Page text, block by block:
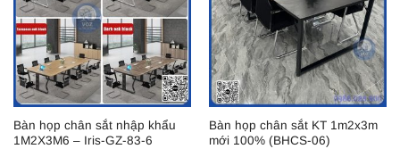
Bàn họp chân sắt nhập khẩu
1M2X3M6 – Iris-GZ-83-6
Bàn họp chân sắt KT 1m2x3m
mới 100% (BHCS-06)